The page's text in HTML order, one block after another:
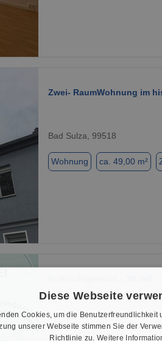
1 / 1
Zwei- RaumWohnung im
Bad Sulza, 99518
Wohnung ca. 49,00 m²
…
Jena, 07743
Diese Webseite
Cookies, um die Benutzerfreundlichkeit
unserer Webseite stimmen Sie der
Richtlinie zu. Weitere